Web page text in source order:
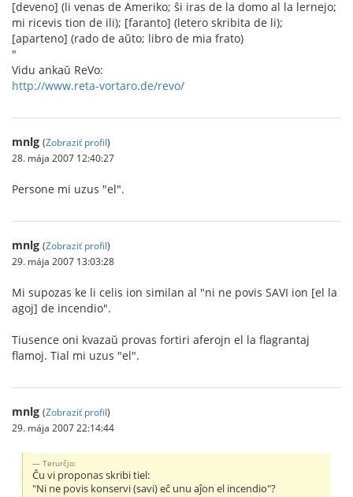
[deveno] (li venas de Ameriko; ŝi iras de la domo al la lernejo;
mi ricevis tion de ili); [faranto] (letero skribita de li);
[aparteno] (rado de aŭto; libro de mia frato)
"
Vidu ankaŭ ReVo:
http://www.reta-vortaro.de/revo/
mnlg (Zobraziť profil)
28. mája 2007 12:40:27
Persone mi uzus "el".
mnlg (Zobraziť profil)
29. mája 2007 13:03:28
Mi supozas ke li celis ion similan al "ni ne povis SAVI ion [el la
agoj] de incendio".
Tiusence oni kvazaŭ provas fortiri aferojn el la flagrantaj
flamoj. Tial mi uzus "el".
mnlg (Zobraziť profil)
29. mája 2007 22:14:44
Terurĉjo:
Ĉu vi proponas skribi tiel:
"Ni ne povis konservi (savi) eĉ unu aĵon el incendio"?